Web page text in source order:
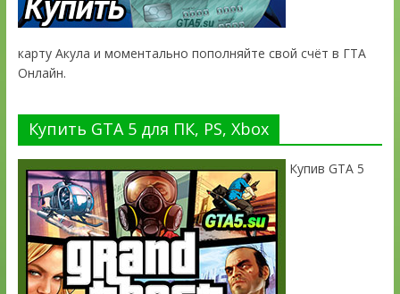
карту Акула и моментально пополняйте свой счёт в ГТА
Онлайн.
Купить GTA 5 для ПК, PS, Xbox
Купив GTA 5